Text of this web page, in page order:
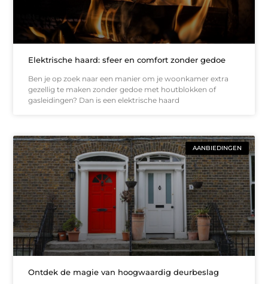
Elektrische haard: sfeer en comfort zonder gedoe
Ben je op zoek naar een manier om je woonkamer extra
gezellig te maken zonder gedoe met houtblokken of
gasleidingen? Dan is een elektrische haard
AANBIEDINGEN
Ontdek de magie van hoogwaardig deurbeslag